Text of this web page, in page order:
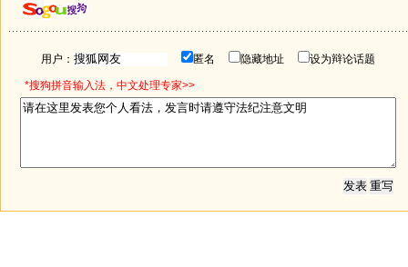
用户： 匿名 隐藏地址 设为辩论话题
*搜狗拼音输入法，中文处理专家>>